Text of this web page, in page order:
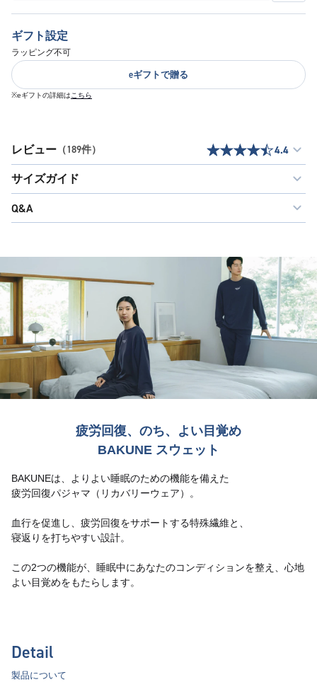
ギフト設定
ラッピング不可
eギフトで贈る
※eギフトの詳細は こちら
レビュー （189件） 4.4
サイズガイド
Q&A
疲労回復、のち、よい目覚め
BAKUNE スウェット
BAKUNEは、よりよい睡眠のための機能を備えた
疲労回復パジャマ（リカバリーウェア）。
血行を促進し、疲労回復をサポートする特殊繊維と、
寝返りを打ちやすい設計。
この2つの機能が、睡眠中にあなたのコンディションを整え、心地
よい目覚めをもたらします。
Detail
製品について